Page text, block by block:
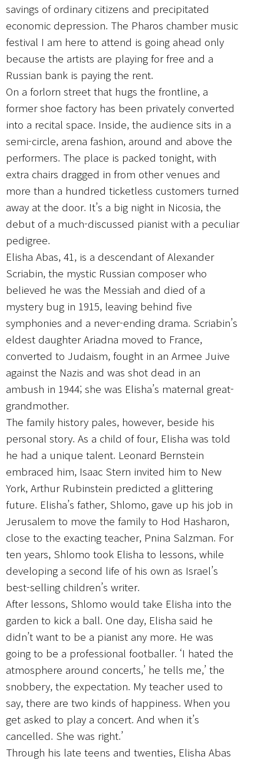
savings of ordinary citizens and precipitated
economic depression. The Pharos chamber music
festival I am here to attend is going ahead only
because the artists are playing for free and a
Russian bank is paying the rent.
On a forlorn street that hugs the frontline, a
former shoe factory has been privately converted
into a recital space. Inside, the audience sits in a
semi-circle, arena fashion, around and above the
performers. The place is packed tonight, with
extra chairs dragged in from other venues and
more than a hundred ticketless customers turned
away at the door. It’s a big night in Nicosia, the
debut of a much-discussed pianist with a peculiar
pedigree.
Elisha Abas, 41, is a descendant of Alexander
Scriabin, the mystic Russian composer who
believed he was the Messiah and died of a
mystery bug in 1915, leaving behind five
symphonies and a never-ending drama. Scriabin’s
eldest daughter Ariadna moved to France,
converted to Judaism, fought in an Armee Juive
against the Nazis and was shot dead in an
ambush in 1944; she was Elisha’s maternal great-
grandmother.
The family history pales, however, beside his
personal story. As a child of four, Elisha was told
he had a unique talent. Leonard Bernstein
embraced him, Isaac Stern invited him to New
York, Arthur Rubinstein predicted a glittering
future. Elisha’s father, Shlomo, gave up his job in
Jerusalem to move the family to Hod Hasharon,
close to the exacting teacher, Pnina Salzman. For
ten years, Shlomo took Elisha to lessons, while
developing a second life of his own as Israel’s
best-selling children’s writer.
After lessons, Shlomo would take Elisha into the
garden to kick a ball. One day, Elisha said he
didn’t want to be a pianist any more. He was
going to be a professional footballer. ‘I hated the
atmosphere around concerts,’ he tells me,’ the
snobbery, the expectation. My teacher used to
say, there are two kinds of happiness. When you
get asked to play a concert. And when it’s
cancelled. She was right.’
Through his late teens and twenties, Elisha Abas